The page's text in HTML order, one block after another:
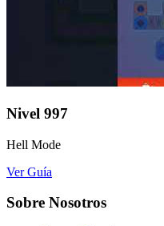
Nivel 997
Hell Mode
Ver Guía
Sobre Nosotros